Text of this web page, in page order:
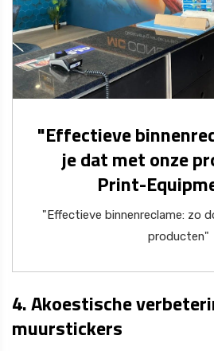
"Effectieve
je dat met onze
Print-
"Effectieve binnenreclame: zo
producten"
4. Akoestische
muurstickers